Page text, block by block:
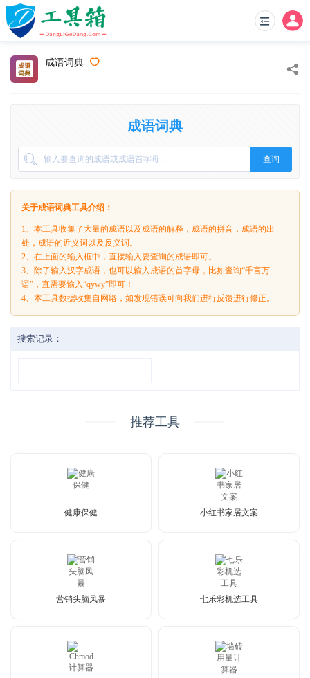
成语词典
成语词典
查询
关于成语词典工具介绍：
1、本工具收集了大量的成语以及成语的解释，成语的拼音，成语的出
处，成语的近义词以及反义词。
2、在上面的输入框中，直接输入要查询的成语即可。
3、除了输入汉字成语，也可以输入成语的首字母，比如查询“千言万
语”，直需要输入“qywy”即可！
4、本工具数据收集自网络，如发现错误可向我们进行反馈进行修正。
搜索记录：
推荐工具
健康保健 小红书家居文案
营销头脑风暴 七乐彩机选工具